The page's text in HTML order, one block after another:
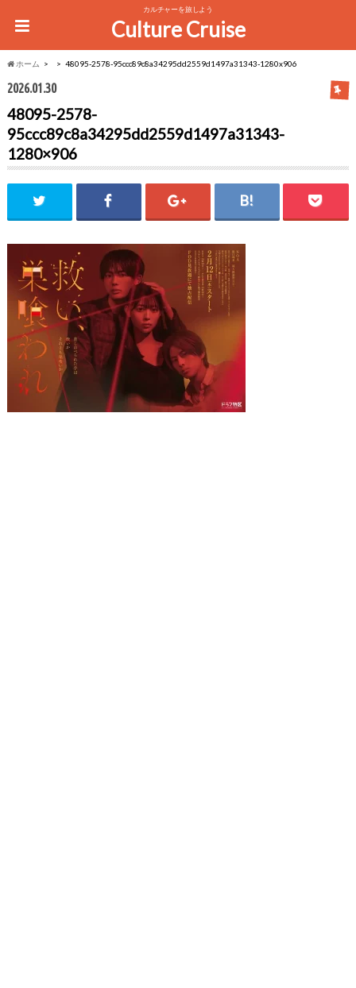
カルチャーを旅しよう
Culture Cruise
ホーム 48095-2578-95ccc89c8a34295dd2559d1497a31343-1280x906
2026.01.30
48095-2578-
95ccc89c8a34295dd2559d1497a31343-
1280×906